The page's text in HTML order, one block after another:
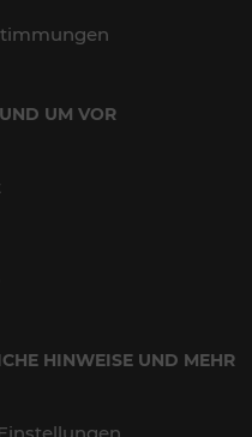
UM VOR
HINWEISE UND MEHR